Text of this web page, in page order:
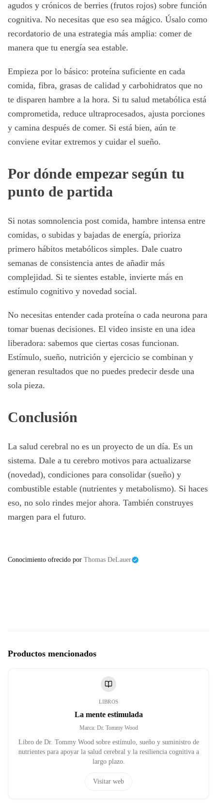
agudos y crónicos de berries (frutos rojos) sobre función
cognitiva. No necesitas que eso sea mágico. Úsalo como
recordatorio de una estrategia más amplia: comer de
manera que tu energía sea estable.
Empieza por lo básico: proteína suficiente en cada
comida, fibra, grasas de calidad y carbohidratos que no
te disparen hambre a la hora. Si tu salud metabólica está
comprometida, reduce ultraprocesados, ajusta porciones
y camina después de comer. Si está bien, aún te
conviene evitar extremos y cuidar el sueño.
Por dónde empezar según tu
punto de partida
Si notas somnolencia post comida, hambre intensa entre
comidas, o subidas y bajadas de energía, prioriza
primero hábitos metabólicos simples. Dale cuatro
semanas de consistencia antes de añadir más
complejidad. Si te sientes estable, invierte más en
estímulo cognitivo y novedad social.
No necesitas entender cada proteína o cada neurona para
tomar buenas decisiones. El video insiste en una idea
liberadora: sabemos que ciertas cosas funcionan.
Estímulo, sueño, nutrición y ejercicio se combinan y
generan resultados que no puedes predecir desde una
sola pieza.
Conclusión
La salud cerebral no es un proyecto de un día. Es un
sistema. Dale a tu cerebro motivos para actualizarse
(novedad), condiciones para consolidar (sueño) y
combustible estable (nutrientes y metabolismo). Si haces
eso, no solo rindes mejor ahora. También construyes
margen para el futuro.
Conocimiento ofrecido por Thomas DeLauer
Productos mencionados
LIBROS
La mente estimulada
Marca: Dr. Tommy Wood
Libro de Dr. Tommy Wood sobre estímulo, sueño y suministro de
nutrientes para apoyar la salud cerebral y la resiliencia cognitiva a
largo plazo.
Visitar web